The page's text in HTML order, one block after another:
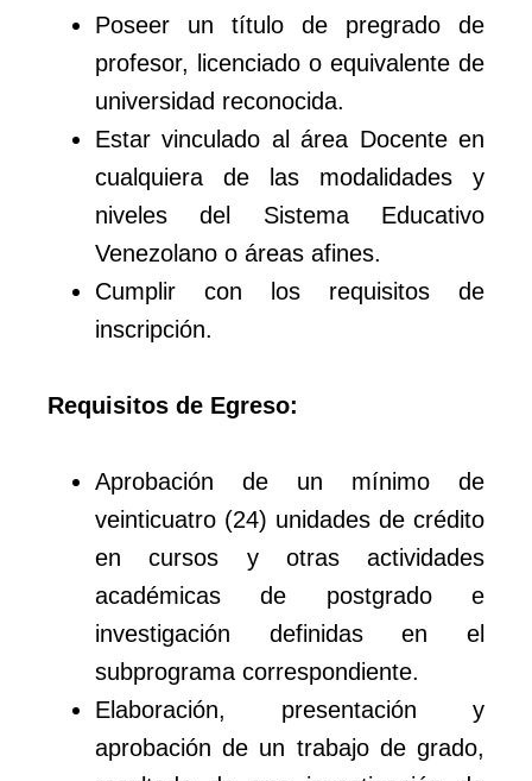
Poseer un título de pregrado de
profesor, licenciado o equivalente de
universidad reconocida.
Estar vinculado al área Docente en
cualquiera de las modalidades y
niveles del Sistema Educativo
Venezolano o áreas afines.
Cumplir con los requisitos de
inscripción.
Requisitos de Egreso:
Aprobación de un mínimo de
veinticuatro (24) unidades de crédito
en cursos y otras actividades
académicas de postgrado e
investigación definidas en el
subprograma correspondiente.
Elaboración, presentación y
aprobación de un trabajo de grado,